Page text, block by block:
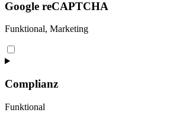
elementor
Google reCAPTCHA
Funktional, Marketing
Consent
to
google-
recaptcha
Complianz
Funktional